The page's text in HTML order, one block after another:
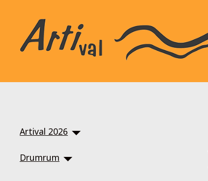
SKIP TO MAIN CONTENT
Artival 2026
Drumrum